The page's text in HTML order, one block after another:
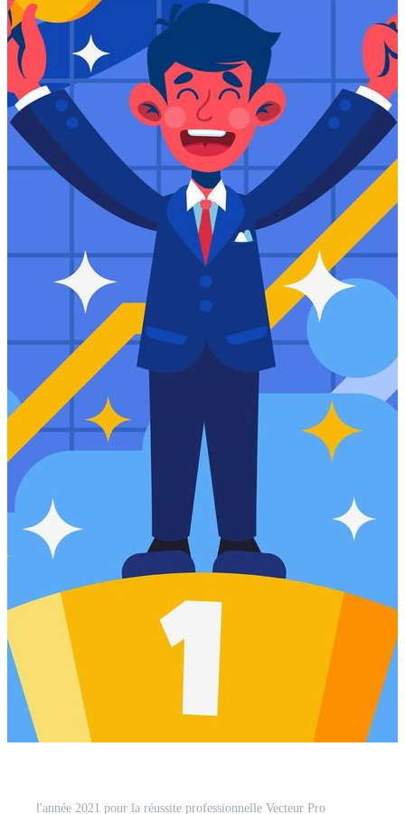
l'année 2021 pour la réussite professionnelle Vecteur Pro